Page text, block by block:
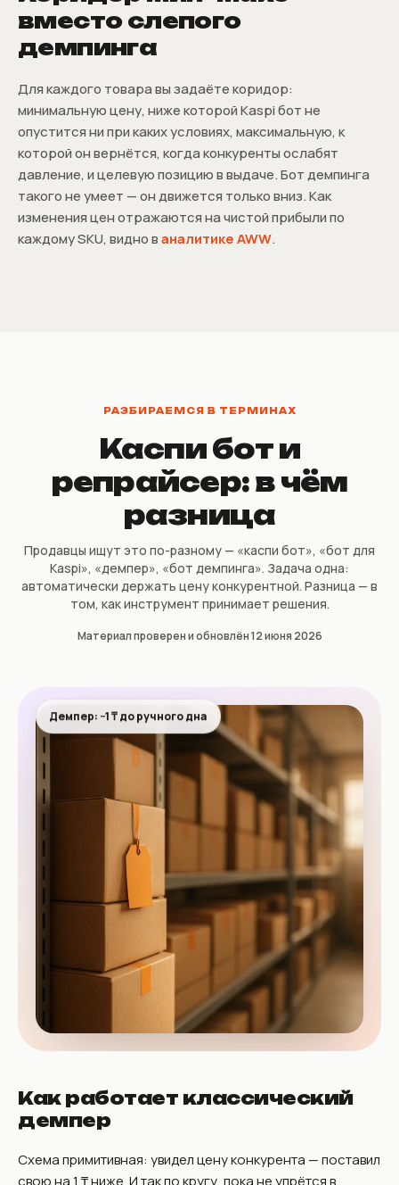
вместо слепого
демпинга
Для каждого товара вы задаёте коридор:
минимальную цену, ниже которой Kaspi бот не
опустится ни при каких условиях, максимальную, к
которой он вернётся, когда конкуренты ослабят
давление, и целевую позицию в выдаче. Бот демпинга
такого не умеет — он движется только вниз. Как
изменения цен отражаются на чистой прибыли по
каждому SKU, видно ваналитике AWW.
РАЗБИРАЕМСЯ В ТЕРМИНАХ
Каспи бот и
репрайсер: в чём
разница
Продавцы ищут это по-разному — «каспи бот», «бот для
Kaspi», «демпер», «бот демпинга». Задача одна:
автоматически держать цену конкурентной. Разница — в
том, как инструмент принимает решения.
Материал проверен и обновлён 12 июня 2026
Демпер: −1 ₸ до ручного дна
Как работает классический
демпер
Схема примитивная: увидел цену конкурента — поставил
свою на 1 ₸ ниже. И так по кругу, пока не упрётся в